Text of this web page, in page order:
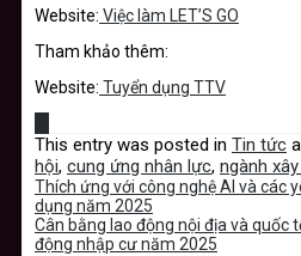
Website: Việc làm LET’S GO
Tham khảo thêm:
Website: Tuyển dụng TTV
This entry was posted in Tin tức
hội, cung ứng nhân lực, ngành
Thích ứng với công nghệ AI và các
dụng năm 2025
Cân bằng lao động nội địa và quốc
động nhập cư năm 2025